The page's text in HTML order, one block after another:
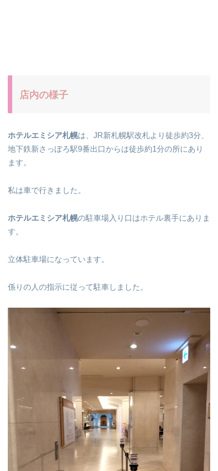
店内の様子
ホテルエミシア札幌は、JR新札幌駅改札より徒歩約3分、
地下鉄新さっぽろ駅9番出口からは徒歩約1分の所にあり
ます。
私は車で行きました。
ホテルエミシア札幌の駐車場入り口はホテル裏手にありま
す。
立体駐車場になっています。
係りの人の指示に従って駐車しました。